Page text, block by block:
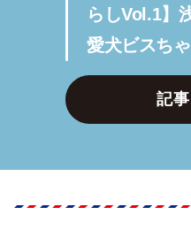
らしVol.1】
愛犬ビスちゃ
記